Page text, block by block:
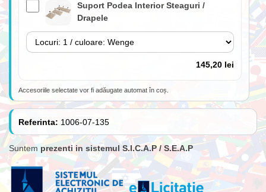
Suport Podea Interior Steaguri /
Drapele
145,20 lei
Lance 180cm cu suport perete inclus
84,70 lei
Accesoriile selectate vor fi adăugate automat în coș.
Referinta: 1006-07-135
Suntem prezenti in sistemul S.I.C.A.P / S.E.A.P